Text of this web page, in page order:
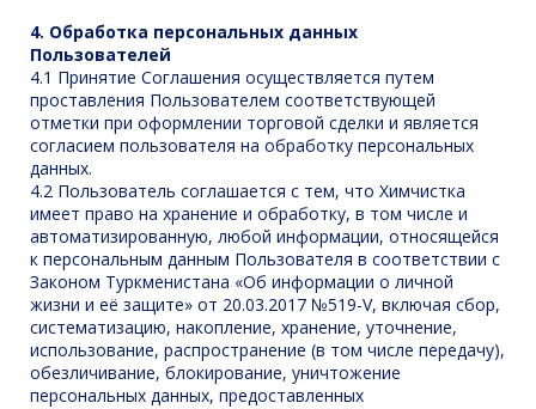
4. Обработка персональных данных
Пользователей
4.1 Принятие Соглашения осуществляется путем
проставления Пользователем соответствующей
отметки при оформлении торговой сделки и является
согласием пользователя на обработку персональных
данных.
4.2 Пользователь соглашается с тем, что Химчистка
имеет право на хранение и обработку, в том числе и
автоматизированную, любой информации, относящейся
к персональным данным Пользователя в соответствии с
Законом Туркменистана «Об информации о личной
жизни и её защите» от 20.03.2017 №519-V, включая сбор,
систематизацию, накопление, хранение, уточнение,
использование, распространение (в том числе передачу),
обезличивание, блокирование, уничтожение
персональных данных, предоставленных